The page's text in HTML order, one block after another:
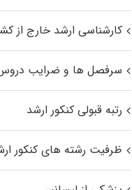
کارشناسی ارشد خارج از
سرفصل ها و ضرایب
رتبه قبولی کنکور ارشد
ظرفیت رشته های کنکور